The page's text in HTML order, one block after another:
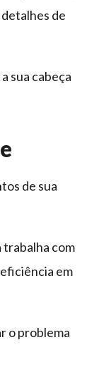
de
sua cabeça
de sua
trabalha com
em
o problema